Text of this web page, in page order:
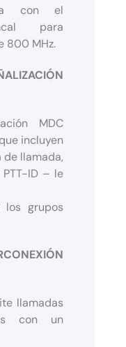
con el
para
800 MHz.
MDC
incluyen
llamada,
ID – le
los grupos
llamadas
con un